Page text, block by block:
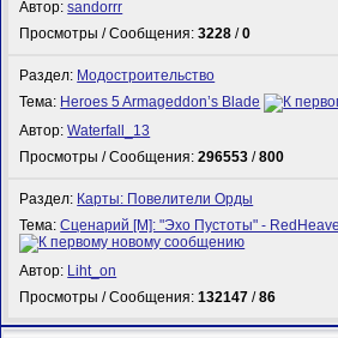
Автор:sandorrr
Просмотры / Сообщения:3228 /0
Раздел: Модостроительство
Тема: Heroes 5 Armageddon’s Blade
Автор:Waterfall_13
Просмотры / Сообщения:296553 /800
Раздел: Карты: Повелители Орды
Тема:Сценарий [M]: "Эхо Пустоты" -
Автор: Liht_on
Просмотры / Сообщения:132147 /86